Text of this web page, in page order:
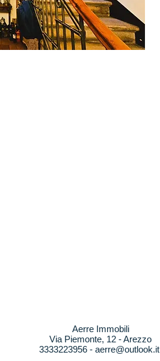
Aerre Immobili
Via Piemonte, 12 - Arezzo
3333223956 - aerre@outlook.it